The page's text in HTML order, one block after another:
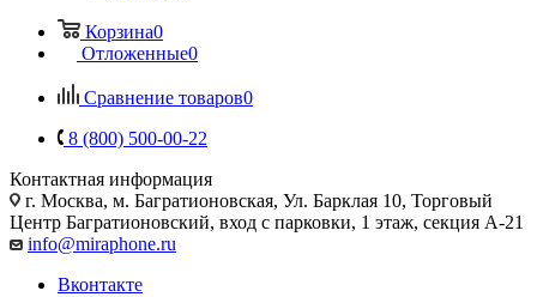
Корзина0
Отложенные0
Сравнение товаров0
8 (800) 500-00-22
Контактная информация
г. Москва, м. Багратионовская, Ул. Барклая 10, Торговый
Центр Багратионовский, вход с парковки, 1 этаж, секция А-21
info@miraphone.ru
Вконтакте